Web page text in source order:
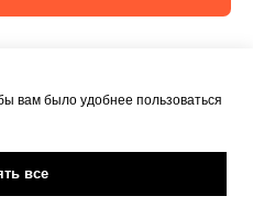
вам было удобнее пользоваться
все